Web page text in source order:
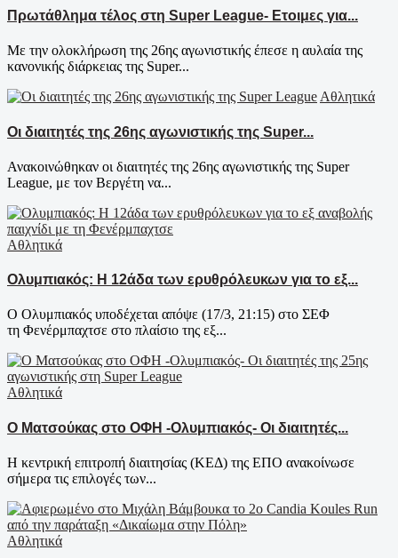
Πρωτάθλημα τέλος στη Super League- Ετοιμες για...
Με την ολοκλήρωση της 26ης αγωνιστικής έπεσε η αυλαία της
κανονικής διάρκειας της Super...
Αθλητικά
Οι διαιτητές της 26ης αγωνιστικής της Super...
Ανακοινώθηκαν οι διαιτητές της 26ης αγωνιστικής της Super
League, με τον Βεργέτη να...
Αθλητικά
Ολυμπιακός: Η 12άδα των ερυθρόλευκων για το εξ...
Ο Ολυμπιακός υποδέχεται απόψε (17/3, 21:15) στο ΣΕΦ
τη Φενέρμπαχτσε στο πλαίσιο της εξ...
Αθλητικά
Ο Ματσούκας στο ΟΦΗ -Ολυμπιακός- Οι διαιτητές...
Η κεντρική επιτροπή διαιτησίας (ΚΕΔ) της ΕΠΟ ανακοίνωσε
σήμερα τις επιλογές των...
Αθλητικά